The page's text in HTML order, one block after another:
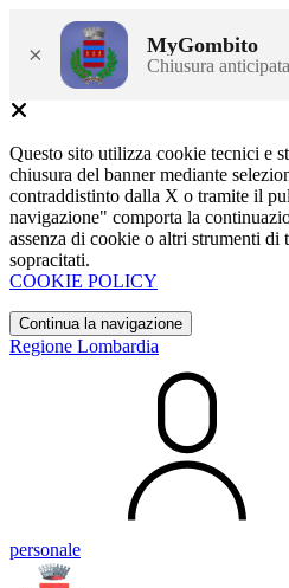
× MyGombito
Chiusura
Questo sito utilizza cookie tecnici e
chiusura del banner mediante
contraddistinto dalla X o tramite il
navigazione" comporta la
assenza di cookie o altri strumenti di
sopracitati.
COOKIE POLICY
Continua la navigazione
Regione Lombardia
personale